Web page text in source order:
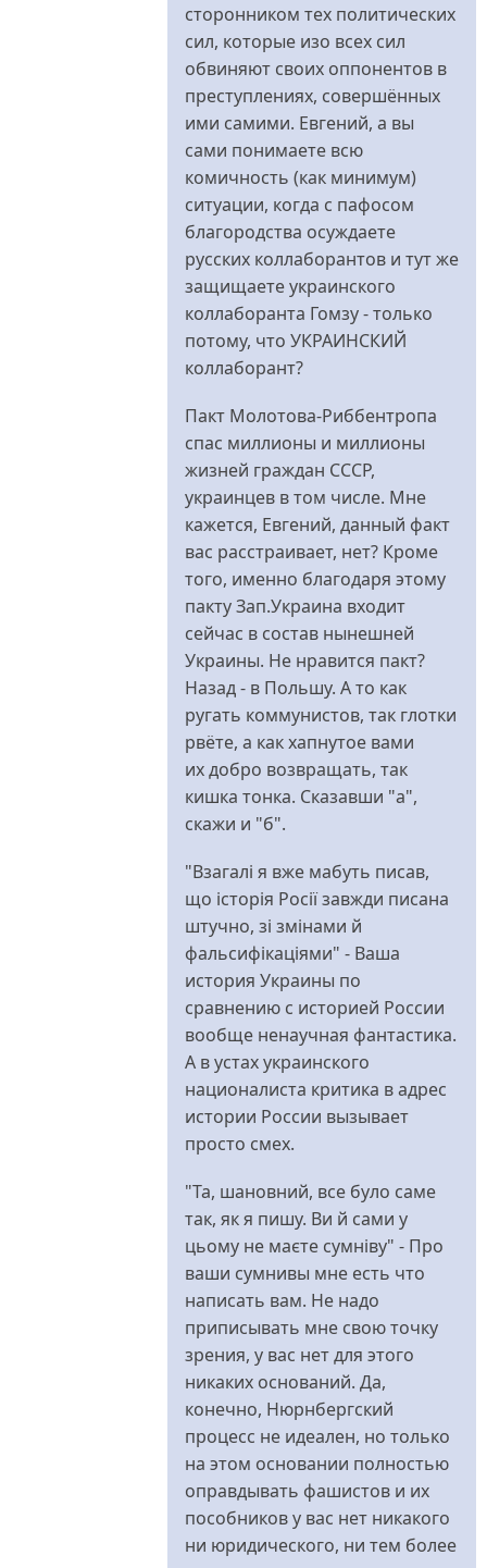
сторонником тех политических
сил, которые изо всех сил
обвиняют своих оппонентов в
преступлениях, совершённых
ими самими. Евгений, а вы
сами понимаете всю
комичность (как минимум)
ситуации, когда с пафосом
благородства осуждаете
русских коллаборантов и тут же
защищаете украинского
коллаборанта Гомзу - только
потому, что УКРАИНСКИЙ
коллаборант?
Пакт Молотова-Риббентропа
спас миллионы и миллионы
жизней граждан СССР,
украинцев в том числе. Мне
кажется, Евгений, данный факт
вас расстраивает, нет? Кроме
того, именно благодаря этому
пакту Зап.Украина входит
сейчас в состав нынешней
Украины. Не нравится пакт?
Назад - в Польшу. А то как
ругать коммунистов, так глотки
рвёте, а как хапнутое вами
их добро возвращать, так
кишка тонка. Сказавши "а",
скажи и "б".
"Взагалі я вже мабуть писав,
що історія Росії завжди писана
штучно, зі змінами й
фальсифікаціями" - Ваша
история Украины по
сравнению с историей России
вообще ненаучная фантастика.
А в устах украинского
националиста критика в адрес
истории России вызывает
просто смех.
"Та, шановний, все було саме
так, як я пишу. Ви й сами у
цьому не маєте сумніву" - Про
ваши сумнивы мне есть что
написать вам. Не надо
приписывать мне свою точку
зрения, у вас нет для этого
никаких оснований. Да,
конечно, Нюрнбергский
процесс не идеален, но только
на этом основании полностью
оправдывать фашистов и их
пособников у вас нет никакого
ни юридического, ни тем более